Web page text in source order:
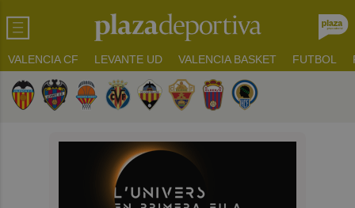
VALENCIA CF LEVANTE UD VALENCIA BASKET FUTBOL